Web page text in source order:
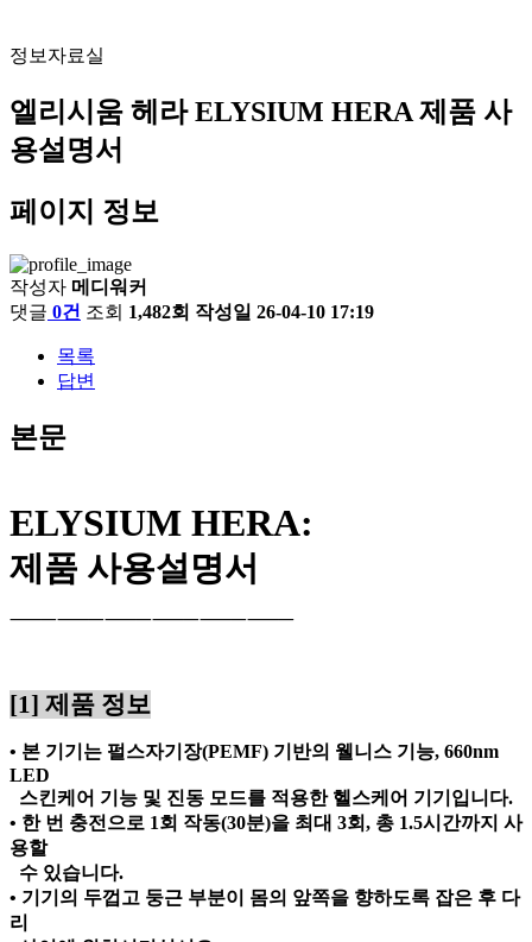
정보자료실
엘리시움 헤라 ELYSIUM HERA 제품 사
용설명서
페이지 정보
작성자 메디워커
댓글 0건 조회 1,482회 작성일 26-04-10 17:19
목록
답변
본문
ELYSIUM HERA:
제품 사용설명서
⸻⸻⸻⸻⸻⸻
[1] 제품 정보
• 본 기기는 펄스자기장(PEMF) 기반의 웰니스 기능, 660nm
LED
스킨케어 기능 및 진동 모드를 적용한 헬스케어 기기입니다.
• 한 번 충전으로 1회 작동(30분)을 최대 3회, 총 1.5시간까지 사
용할
수 있습니다.
• 기기의 두껍고 둥근 부분이 몸의 앞쪽을 향하도록 잡은 후 다
리